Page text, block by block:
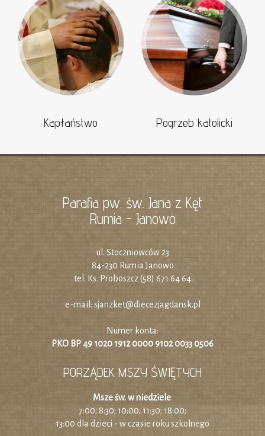
Kapłaństwo Pogrzeb katolicki
Parafia pw. św. Jana z Kęt
Rumia - Janowo
ul. Stoczniowców 23
84-230 Rumia Janowo
tel: Ks. Proboszcz (58) 671 64 64
e-mail: sjanzket@diecezjagdansk.pl
Numer konta:
PKO BP 49 1020 1912 0000 9102 0033 0506
PORZĄDEK MSZY ŚWIĘTYCH
Msze św. w niedziele
7:00; 8:30; 10:00; 11:30; 18:00;
13:00 dla dzieci - w czasie roku szkolnego